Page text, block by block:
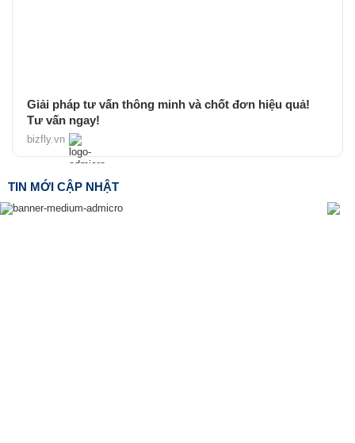
Giải pháp tư vấn thông minh và chốt đơn hiệu quả!
Tư vấn ngay!
bizfly.vn
TIN MỚI CẬP NHẬT